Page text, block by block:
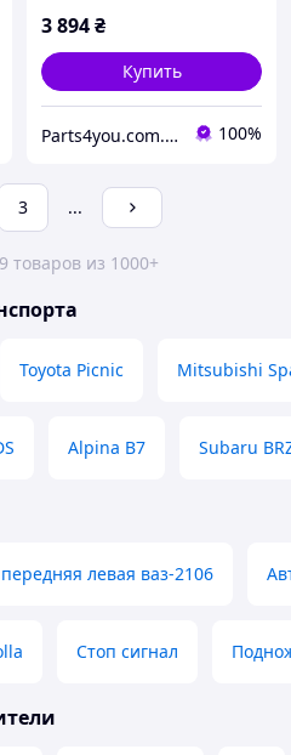
3 894₴
Купить
Parts4you.com.ua - Запчасти на авто из США 100%
3 ...
товаров из 1000+
Toyota Picnic Mitsubishi
Alpina B7 Subaru
левая ваз-2106
Стоп сигнал